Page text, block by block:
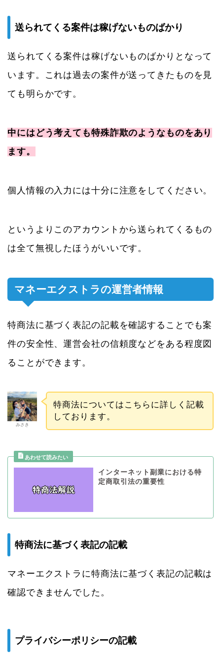
送られてくる案件は稼げないものばかり
送られてくる案件は稼げないものばかりとなって
います。これは過去の案件が送ってきたものを見
ても明らかです。
中にはどう考えても特殊詐欺のようなものをあり
ます。
個人情報の入力には十分に注意をしてください。
というよりこのアカウントから送られてくるもの
は全て無視したほうがいいです。
マネーエクストラの運営者情報
特商法に基づく表記の記載を確認することでも案
件の安全性、運営会社の信頼度などをある程度図
ることができます。
みさき
特商法についてはこちらに詳しく記載
しております。
インターネット副業における特
定商取引法の重要性
特商法に基づく表記の記載
マネーエクストラに特商法に基づく表記の記載は
確認できませんでした。
プライバシーポリシーの記載